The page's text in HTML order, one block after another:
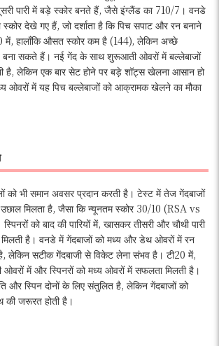
पारी में बड़े स्कोर बनते हैं, जैसे इंग्लैंड का 710/7। वनडे
देखे गए हैं, जो दर्शाता है कि पिच सपाट और रन बनाने
में, हालाँकि औसत स्कोर कम है (144), लेकिन अच्छे
बना सकते हैं। नई गेंद के साथ शुरूआती ओवरों में बल्लेबाजों
है, लेकिन एक बार सेट होने पर बड़े शॉट्स खेलना आसान हो
ओवरों में यह पिच बल्लेबाजों को आक्रामक खेलने का मौका
को भी समान अवसर प्रदान करती है। टेस्ट में तेज गेंदबाजों
मिलता है, जैसा कि न्यूनतम स्कोर 30/10 (RSA vs
को बाद की पारियों में, खासकर तीसरी और चौथी पारी
है। वनडे में गेंदबाजों को मध्य और डेथ ओवरों में रन
लेकिन सटीक गेंदबाजी से विकेट लेना संभव है। टी20 में,
में और स्पिनरों को मध्य ओवरों में सफलता मिलती है।
और स्पिन दोनों के लिए संतुलित है, लेकिन गेंदबाजों को
जरूरत होती है।